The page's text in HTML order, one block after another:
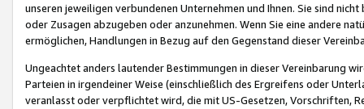
unseren jeweiligen verbundenen Unternehmen und Ihnen. Sie sind
oder Zusagen abzugeben oder anzunehmen. Wenn Sie eine andere
ermöglichen, Handlungen in Bezug auf den Gegenstand dieser
Ungeachtet anders lautender Bestimmungen in dieser Vereinbarung
Parteien in irgendeiner Weise (einschließlich des Ergreifens oder
veranlasst oder verpflichtet wird, die mit US-Gesetzen, Vorschriften,